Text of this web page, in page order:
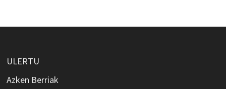
ULERTU
Azken Berriak